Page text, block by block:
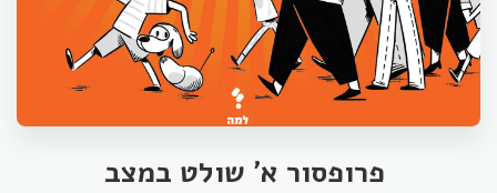
פרופסור א' שולט במצב